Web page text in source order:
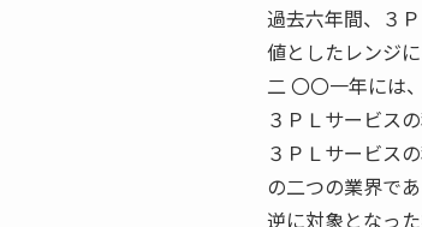
過去六年間、３
値としたレンジに
二 〇〇一年には
３ＰＬサービス
３ＰＬサービス
の二つの業界で
逆に対象となっ